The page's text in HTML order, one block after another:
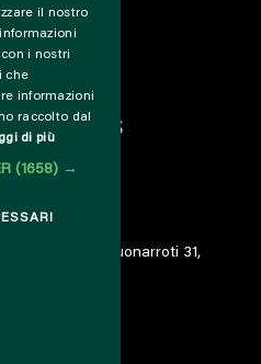
– ETS – Via Buonarroti 31,
il nostro
i nostri
che
informazioni
raccolto dal
di più
(1658) →